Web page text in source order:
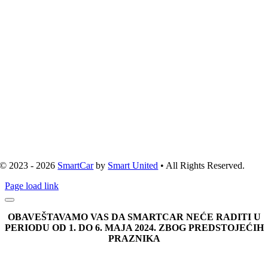
© 2023 - 2026 SmartCarby Smart United • All Rights Reserved.
Page load link
OBAVEŠTAVAMO VAS DA SMARTCAR NEĆE RADITI U
PERIODU OD 1. DO 6. MAJA 2024. ZBOG PREDSTOJEĆIH
PRAZNIKA